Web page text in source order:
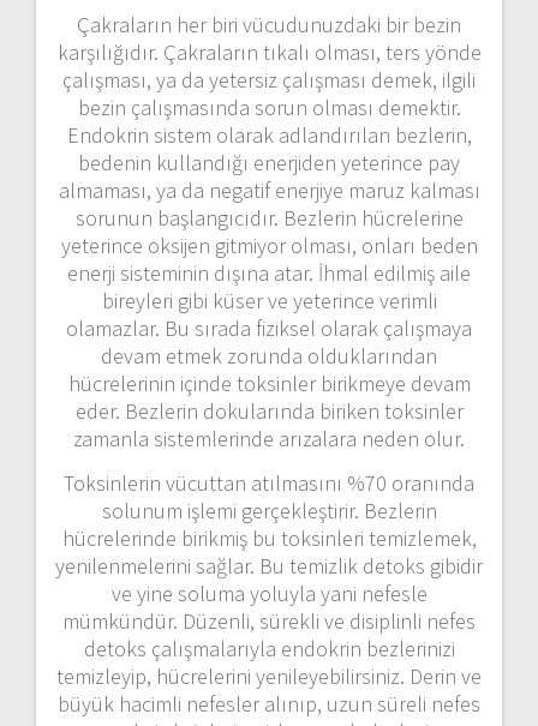
Çakraların her biri vücudunuzdaki bir bezin
karşılığıdır. Çakraların tıkalı olması, ters yönde
çalışması, ya da yetersiz çalışması demek, ilgili
bezin çalışmasında sorun olması demektir.
Endokrin sistem olarak adlandırılan bezlerin,
bedenin kullandığı enerjiden yeterince pay
almaması, ya da negatif enerjiye maruz kalması
sorunun başlangıcıdır. Bezlerin hücrelerine
yeterince oksijen gitmiyor olması, onları beden
enerji sisteminin dışına atar. İhmal edilmiş aile
bireyleri gibi küser ve yeterince verimli
olamazlar. Bu sırada fiziksel olarak çalışmaya
devam etmek zorunda olduklarından
hücrelerinin içinde toksinler birikmeye devam
eder. Bezlerin dokularında biriken toksinler
zamanla sistemlerinde arızalara neden olur.
Toksinlerin vücuttan atılmasını %70 oranında
solunum işlemi gerçekleştirir. Bezlerin
hücrelerinde birikmiş bu toksinleri temizlemek,
yenilenmelerini sağlar. Bu temizlik detoks gibidir
ve yine soluma yoluyla yani nefesle
mümkündür. Düzenli, sürekli ve disiplinli nefes
detoks çalışmalarıyla endokrin bezlerinizi
temizleyip, hücrelerini yenileyebilirsiniz. Derin ve
büyük hacimli nefesler alınıp, uzun süreli nefes